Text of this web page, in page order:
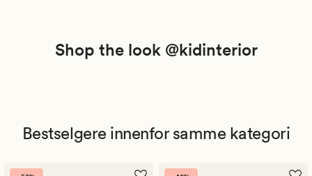
Shop the look @kidinterior
Bestselgere innenfor samme kategori